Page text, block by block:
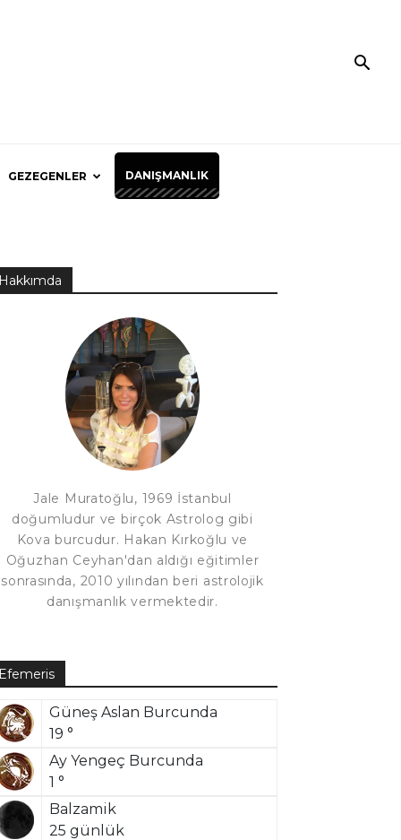
GEZEGENLER DANIŞMANLIK
Hakkımda
Jale Muratoğlu, 1969 İstanbul
doğumludur ve birçok Astrolog gibi
Kova burcudur. Hakan Kırkoğlu ve
Oğuzhan Ceyhan'dan aldığı eğitimler
sonrasında, 2010 yılından beri astrolojik
danışmanlık vermektedir.
Efemeris
Güneş Aslan Burcunda
19 °
Ay Yengeç Burcunda
1 °
Balzamik
25 günlük